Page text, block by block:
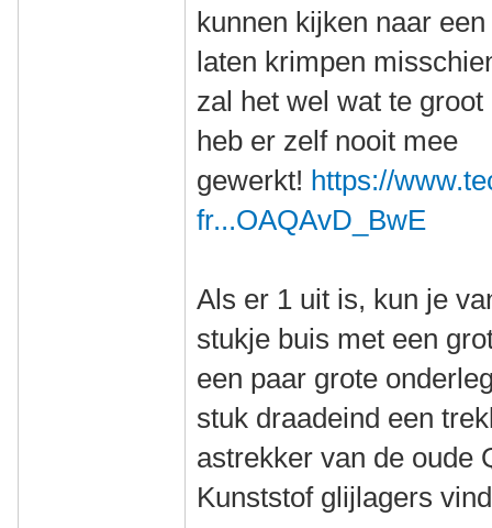
kunnen kijken naar
laten krimpen
zal het wel wat te
heb er zelf nooit mee
gewerkt! https://
fr...OAQAvD_BwE
Als er 1 uit is, kun je
stukje buis met een
een paar grote
stuk draadeind een
astrekker van de oude
Kunststof glijlagers